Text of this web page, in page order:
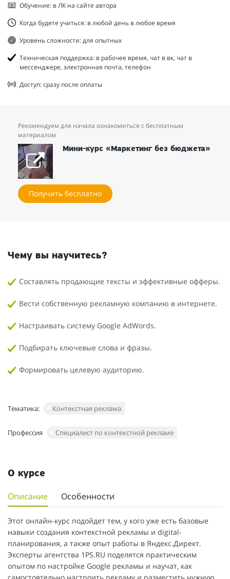
Обучение: в ЛК на сайте автора
Когда будете учиться: в любой день в любое время
Уровень сложности: для опытных
Техническая поддержка: в рабочее время, чат в вк, чат в
мессенджере, электронная почта, телефон
Доступ: сразу после оплаты
Рекомендуем для начала ознакомиться с бесплатным
материалом
Мини-курс «Маркетинг без бюджета»
Получить бесплатно
Чему вы научитесь?
Составлять продающие тексты и эффективные офферы.
Вести собственную рекламную компанию в интернете.
Настраивать систему Google AdWords.
Подбирать ключевые слова и фразы.
Формировать целевую аудиторию.
Тематика: Контекстная реклама
Профессия Специалист по контекстной рекламе
О курсе
Описание Особенности
Этот онлайн-курс подойдет тем, у кого уже есть базовые
навыки создания контекстной рекламы и digital-
планирования, а также опыт работы в Яндекс.Директ.
Эксперты агентства 1PS.RU поделятся практическим
опытом по настройке Google рекламы и научат, как
самостоятельно настроить рекламу и разместить нужную